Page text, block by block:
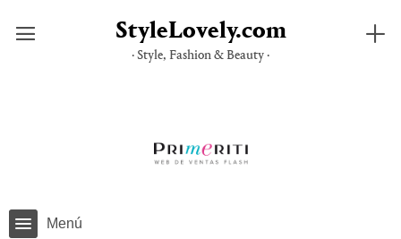
StyleLovely.com
· Style, Fashion & Beauty ·
Menú